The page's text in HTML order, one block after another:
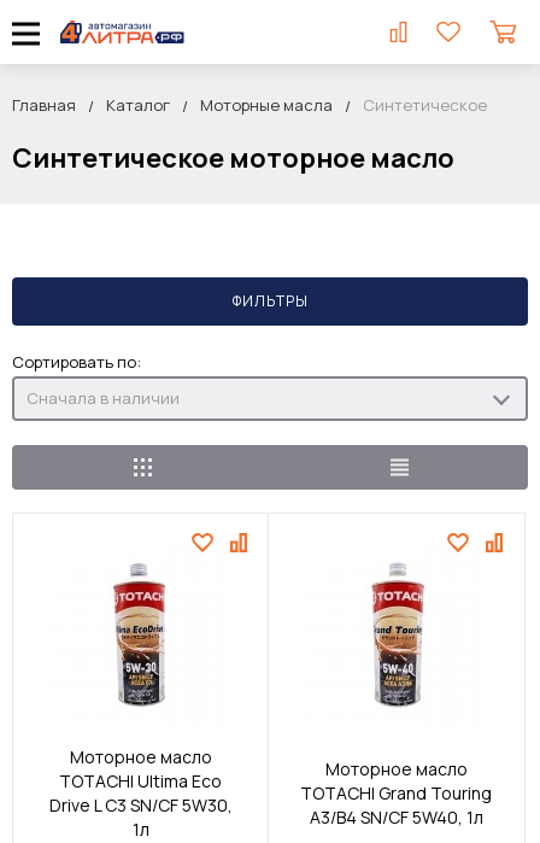
Главная Каталог Моторные масла Синтетическое
Синтетическое моторное масло
ФИЛЬТРЫ
Сортировать по:
Сначала в наличии
Моторное масло
TOTACHI Ultima Eco
Drive L С3 SN/CF 5W30,
1л
Моторное масло
TOTACHI Grand Touring
A3/B4 SN/CF 5W40, 1л